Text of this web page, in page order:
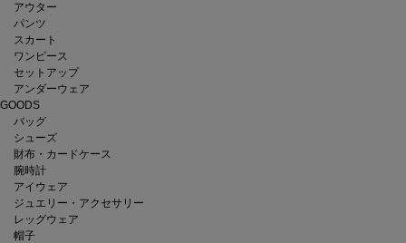
アウター
パンツ
スカート
ワンピース
セットアップ
アンダーウェア
GOODS
バッグ
シューズ
財布・カードケース
腕時計
アイウェア
ジュエリー・アクセサリー
レッグウェア
帽子